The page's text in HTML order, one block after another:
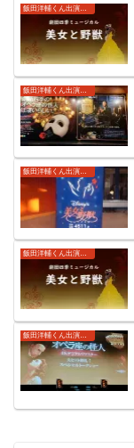
飯田洋輔くん出演作品
飯田洋輔くん出演作品
飯田洋輔くん出演作品
飯田洋輔くん出演作品